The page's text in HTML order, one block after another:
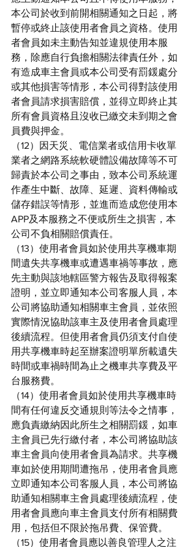
本公司於收到前開相關通知之日起，將
暫停或終止該使用者會員之資格。使用
者會員如未主動告知並違規使用本服
務，除應自行負擔相關法律責任外，如
有造成車主會員或本公司受有罰鍰處分
或其他損害等情形，本公司得對該使用
者會員請求損害賠償，並得立即終止其
所有會員資格且沒收已繳交未到期之會
員費與押金。
（12）因天災、電信業者或信用卡收單
業者之網路系統軟硬體設備故障等不可
歸責於本公司之事由，致本公司系統運
作產生中斷、故障、延遲、資料傳輸或
儲存錯誤等情形，並進而造成您使用本
APP及本服務之不便或所生之損害，本
公司不負相關賠償責任。
（13）使用者會員如於使用共享機車期
間遺失共享機車或遭遇車禍等事故，應
先主動與該地轄區警方報告及取得報案
證明，並立即通知本公司客服人員，本
公司將協助通知相關車主會員，並依照
實際情況協助該車主及使用者會員處理
後續流程。但使用者會員仍須支付自使
用共享機車時起至辦案證明單所載遺失
時間或車禍時間為止之機車共享費及平
台服務費。
（14）使用者會員如於使用共享機車時
間有任何違反交通規則等法令之情事，
應負責繳納因此所生之相關罰鍰，如車
主會員已先行繳付者，本公司將協助該
車主會員向使用者會員為請求。共享機
車如於使用期間遭拖吊，使用者會員應
立即通知本公司客服人員，本公司將協
助通知相關車主會員處理後續流程，使
用者會員應向車主會員支付所有相關費
用，包括但不限於拖吊費、保管費。
（15）使用者會員應以善良管理人之注